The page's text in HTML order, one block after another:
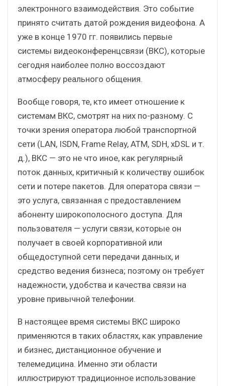
электронного взаимодействия. Это событие
принято считать датой рождения видеофона. А
уже в конце 1970 гг. появились первые
системы видеоконференцсвязи (ВКС), которые
сегодня наиболее полно воссоздают
атмосферу реального общения.
Вообще говоря, те, кто имеет отношение к
системам ВКС, смотрят на них по-разному. С
точки зрения оператора любой транспортной
сети (LAN, ISDN, Frame Relay, ATM, SDH, xDSL и т.
д.), ВКС — это не что иное, как регулярный
поток данных, критичный к количеству ошибок
сети и потере пакетов. Для оператора связи —
это услуга, связанная с предоставлением
абоненту широкополосного доступа. Для
пользователя — услуги связи, которые он
получает в своей корпоративной или
общедоступной сети передачи данных, и
средство ведения бизнеса; поэтому он требует
надежности, удобства и качества связи на
уровне привычной телефонии.
В настоящее время системы ВКС широко
применяются в таких областях, как управление
и бизнес, дистанционное обучение и
телемедицина. Именно эти области
иллюстрируют традиционное использование